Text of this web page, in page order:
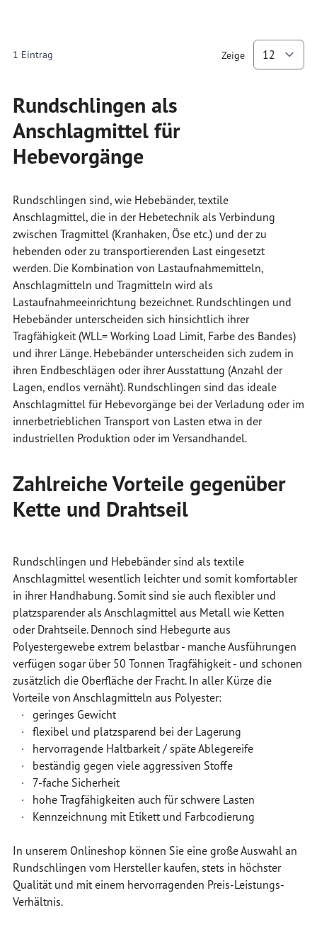
1 Eintrag Zeige
Rundschlingen als
Anschlagmittel für
Hebevorgänge
Rundschlingen sind, wie Hebebänder, textile
Anschlagmittel, die in der Hebetechnik als Verbindung
zwischen Tragmittel (Kranhaken, Öse etc.) und der zu
hebenden oder zu transportierenden Last eingesetzt
werden. Die Kombination von Lastaufnahmemitteln,
Anschlagmitteln und Tragmitteln wird als
Lastaufnahmeeinrichtung bezeichnet. Rundschlingen und
Hebebänder unterscheiden sich hinsichtlich ihrer
Tragfähigkeit (WLL= Working Load Limit, Farbe des Bandes)
und ihrer Länge. Hebebänder unterscheiden sich zudem in
ihren Endbeschlägen oder ihrer Ausstattung (Anzahl der
Lagen, endlos vernäht). Rundschlingen sind das ideale
Anschlagmittel für Hebevorgänge bei der Verladung oder im
innerbetrieblichen Transport von Lasten etwa in der
industriellen Produktion oder im Versandhandel.
Zahlreiche Vorteile gegenüber
Kette und Drahtseil
Rundschlingen und Hebebänder sind als textile
Anschlagmittel wesentlich leichter und somit komfortabler
in ihrer Handhabung. Somit sind sie auch flexibler und
platzsparender als Anschlagmittel aus Metall wie Ketten
oder Drahtseile. Dennoch sind Hebegurte aus
Polyestergewebe extrem belastbar - manche Ausführungen
verfügen sogar über 50 Tonnen Tragfähigkeit - und schonen
zusätzlich die Oberfläche der Fracht. In aller Kürze die
Vorteile von Anschlagmitteln aus Polyester:
· geringes Gewicht
· flexibel und platzsparend bei der Lagerung
· hervorragende Haltbarkeit / späte Ablegereife
· beständig gegen viele aggressiven Stoffe
· 7-fache Sicherheit
· hohe Tragfähigkeiten auch für schwere Lasten
· Kennzeichnung mit Etikett und Farbcodierung
In unserem Onlineshop können Sie eine große Auswahl an
Rundschlingen vom Hersteller kaufen, stets in höchster
Qualität und mit einem hervorragenden Preis-Leistungs-
Verhältnis.